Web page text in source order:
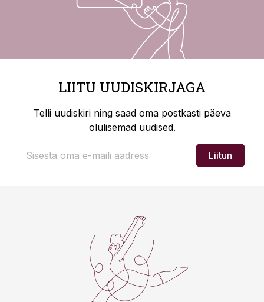
LIITU UUDISKIRJAGA
Telli uudiskiri ning saad oma postkasti päeva
olulisemad uudised.
Liitun